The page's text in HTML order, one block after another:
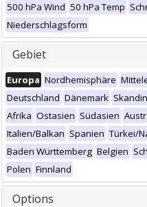
500 hPa Wind 50 hPa Temp
Niederschlagsform
Gebiet
Europa Nordhemisphäre
Deutschland Dänemark
Afrika Ostasien Südasien
Italien/Balkan Spanien Türkei/
Baden Württemberg Belgien
Polen Finnland
Options